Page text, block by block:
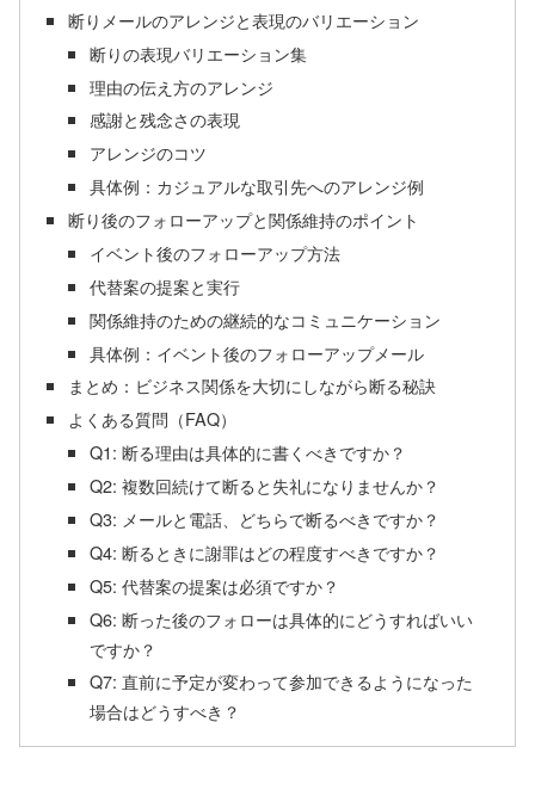
断りメールのアレンジと表現のバリエーション
断りの表現バリエーション集
理由の伝え方のアレンジ
感謝と残念さの表現
アレンジのコツ
具体例：カジュアルな取引先へのアレンジ例
断り後のフォローアップと関係維持のポイント
イベント後のフォローアップ方法
代替案の提案と実行
関係維持のための継続的なコミュニケーション
具体例：イベント後のフォローアップメール
まとめ：ビジネス関係を大切にしながら断る秘訣
よくある質問（FAQ）
Q1: 断る理由は具体的に書くべきですか？
Q2: 複数回続けて断ると失礼になりませんか？
Q3: メールと電話、どちらで断るべきですか？
Q4: 断るときに謝罪はどの程度すべきですか？
Q5: 代替案の提案は必須ですか？
Q6: 断った後のフォローは具体的にどうすればいい
ですか？
Q7: 直前に予定が変わって参加できるようになった
場合はどうすべき？